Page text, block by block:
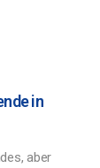
in
aber